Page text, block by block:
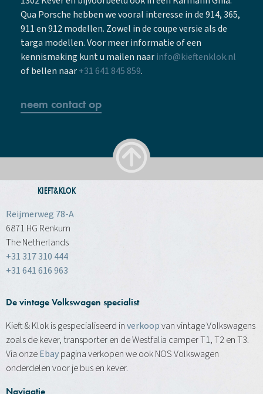
Qua Porsche hebben we vooral interesse in de 914, 365,
911 en 912 modellen. Zowel in de coupe versie als de
targa modellen. Voor meer informatie of een
kennismaking kunt u mailen naarinfo@kieftenklok.nl
of bellen naar+31 641 845 859.
neem contact op
KIEFT&KLOK
Reijmerweg 78-A
6871 HG Renkum
The Netherlands
+31 317 310 444
+31 641 616 963
De vintage Volkswagen specialist
Kieft & Klok is gespecialiseerd inverkoopvan vintage Volkswagens
zoals de kever, transporter en de Westfalia camper T1, T2 en T3.
Via onzeEbaypagina verkopen we ook NOS Volkswagen
onderdelen voor je bus en kever.
Navigatie